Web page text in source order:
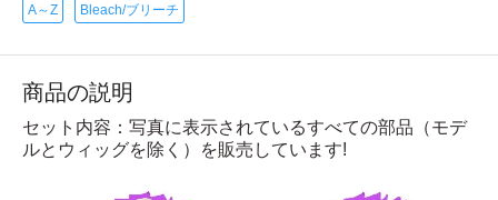
A～Z Bleach/ブリーチ
商品の説明
セット内容：写真に表示されているすべての部品（モデ
ルとウィッグを除く）を販売しています!